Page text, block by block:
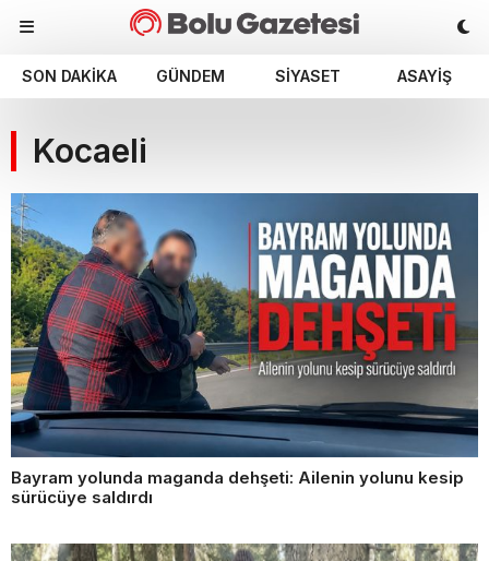
SON DAKIKA GÜNDEM SIYASET ASAYIŞ
Kocaeli
Bayram yolunda maganda dehşeti: Ailenin yolunu kesip
sürücüye saldırdı